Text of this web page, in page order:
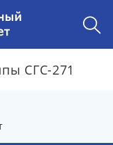
СГС-271